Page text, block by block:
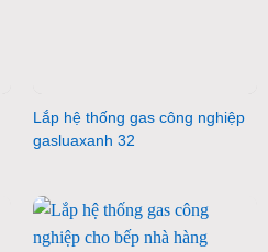
Lắp hệ thống gas công nghiệp
gasluaxanh 32